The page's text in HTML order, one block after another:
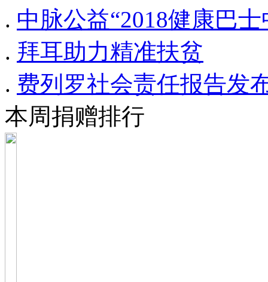
. 中脉公益“2018健康巴
. 拜耳助力精准扶贫
. 费列罗社会责任报告发
本周捐赠排行